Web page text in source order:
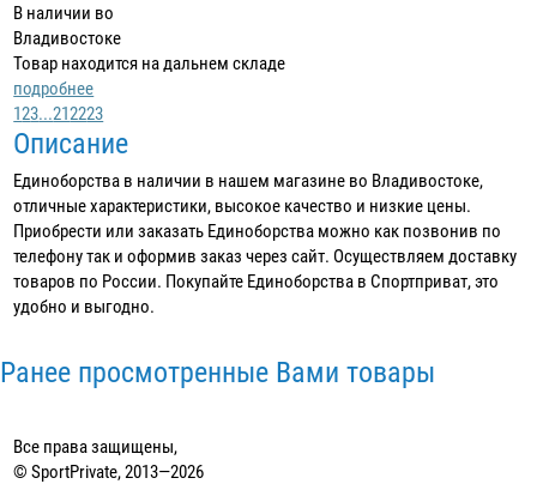
В наличии во
Владивостоке
Товар находится на дальнем складе
подробнее
123...212223
Описание
Единоборства в наличии в нашем магазине во Владивостоке,
отличные характеристики, высокое качество и низкие цены.
Приобрести или заказать Единоборства можно как позвонив по
телефону так и оформив заказ через сайт. Осуществляем доставку
товаров по России. Покупайте Единоборства в Спортприват, это
удобно и выгодно.
Ранее просмотренные Вами товары
Все права защищены,
© SportPrivate, 2013—2026